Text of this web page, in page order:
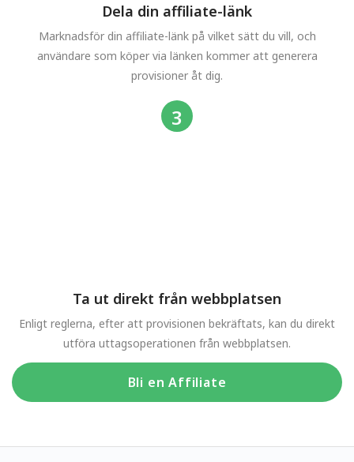
Dela din affiliate-länk
Marknadsför din affiliate-länk på vilket sätt du vill, och
användare som köper via länken kommer att generera
provisioner åt dig.
Ta ut direkt från webbplatsen
Enligt reglerna, efter att provisionen bekräftats, kan du direkt
utföra uttagsoperationen från webbplatsen.
Bli en Affiliate